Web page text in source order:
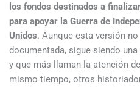
los fondos destinados a
para apoyar la Guerra de
Unidos. Aunque esta versión
documentada, sigue siendo
y que más llaman la atención
mismo tiempo, otros